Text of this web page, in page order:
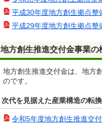
平成30年度地方創生拠点整
平成29年度地方創生拠点整
地方創生推進交付金事業の
地方創生推進交付金は、地方
のです。
次代を見据えた産業構造の転
令和5年度地方創生推進交